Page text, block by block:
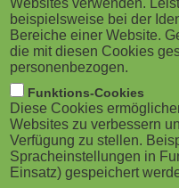
M
o
b
i
l
g
a
o
Hannover, Oktober 2020
Widerspruch klingt, ist
Privacy Solutions
sehen Künstliche
Datenschutz. Aber:
Websites verwenden.
beispielsweise bei der
Bereiche einer Website.
die mit diesen Cookies
personenbezogen.
Funktions-Cookies
Diese Cookies
Websites zu verbessern
Verfügung zu stellen.
Spracheinstellungen in
Einsatz) gespeichert